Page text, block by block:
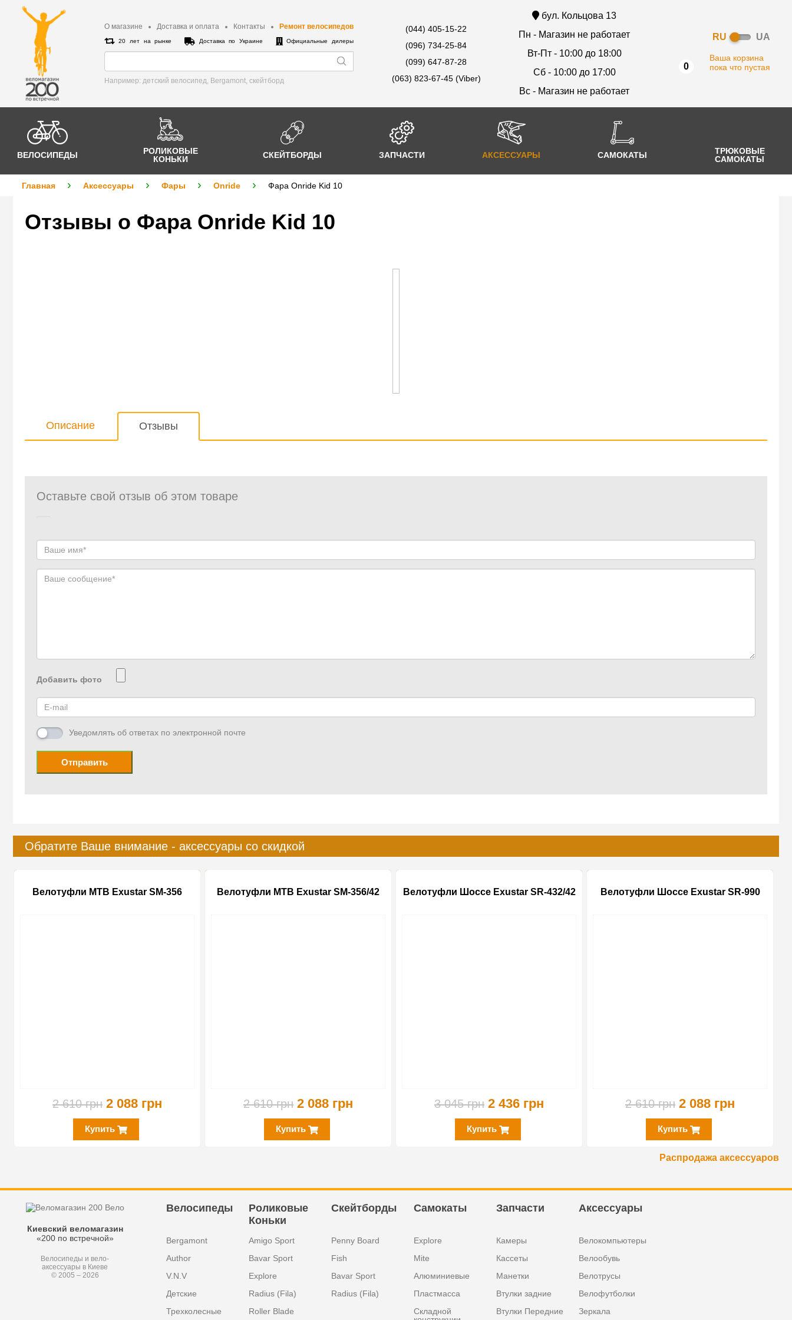
О магазине Доставка и оплата Контакты Ремонт велосипедов
20 лет на рынке Доставка по Украине Официальные дилеры
Например: детский велосипед, Bergamont, cкейтборд
(044) 405-15-22
(096) 734-25-84
(099) 647-87-28
(063) 823-67-45 (Viber)
бул. Кольцова 13
Пн - Магазин не работает
Вт-Пт - 10:00 до 18:00
Сб - 10:00 до 17:00
Вс - Магазин не работает
RU UA
0
Ваша корзина
пока что пустая
ВЕЛОСИПЕДЫ
РОЛИКОВЫЕ
КОНЬКИ
СКЕЙТБОРДЫ ЗАПЧАСТИ АКСЕССУАРЫ САМОКАТЫ
ТРЮКОВЫЕ
САМОКАТЫ
Главная Аксессуары Фары Onride Фара Onride Kid 10
Отзывы о Фара Onride Kid 10
Описание Отзывы
Оставьте свой отзыв об этом товаре
Добавить фото
Уведомлять об ответах по электронной почте
Отправить
Обратите Ваше внимание - аксессуары со скидкой
Велотуфли MTB Exustar SM-356
2 610 грн 2 088 грн
Купить
Велотуфли MTB Exustar SM-356/42
2 610 грн 2 088 грн
Купить
Велотуфли Шоссе Exustar SR-432/42
3 045 грн 2 436 грн
Купить
Велотуфли Шоссе Exustar SR-990
2 610 грн 2 088 грн
Купить
Распродажа аксессуаров
Киевский веломагазин
«200 по встречной»
Велосипеды и вело-
аксессуары в Киеве
© 2005 – 2026
Велосипеды
Bergamont
Author
V.N.V
Детские
Трехколесные
Роликовые
Коньки
Amigo Sport
Bavar Sport
Explore
Radius (Fila)
Roller Blade
Скейтборды
Penny Board
Fish
Bavar Sport
Radius (Fila)
Самокаты
Explore
Mite
Алюминиевые
Пластмасса
Складной
Запчасти
Камеры
Кассеты
Манетки
Втулки задние
Втулки Передние
Аксессуары
Велокомпьютеры
Велообувь
Велотрусы
Велофутболки
Зеркала